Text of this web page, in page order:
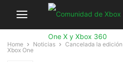
Home Noticias
Cancelada la
Xbox One